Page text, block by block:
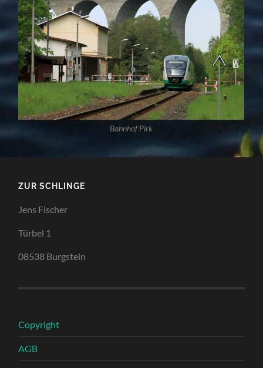
Bahnhof Pirk
ZUR SCHLINGE
Jens Fischer
Türbel 1
08538 Burgstein
Copyright
AGB